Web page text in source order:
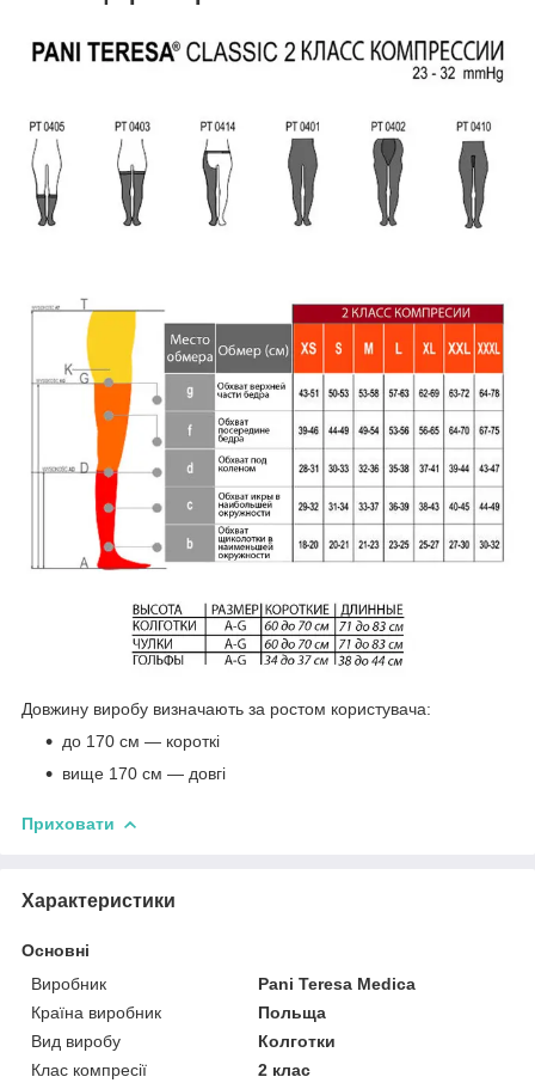
Довжину виробу визначають за ростом користувача:
до 170 см ― короткі
вище 170 см ― довгі
Приховати
Характеристики
Основні
Виробник
Pani Teresa Medica
Країна виробник
Польща
Вид виробу
Колготки
Клас компресії
2 клас